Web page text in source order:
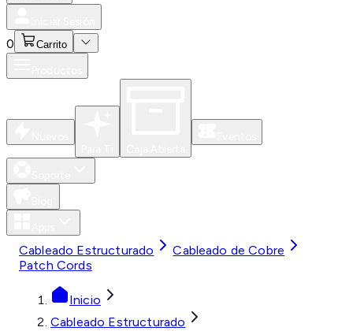
0 Carrito
Cableado Estructurado
Cableado de Cobre
Patch Cords
Inicio
Cableado Estructurado